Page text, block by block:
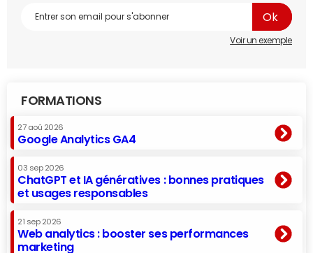
Voir un exemple
FORMATIONS
27 aoû 2026
Google Analytics GA4
03 sep 2026
ChatGPT et IA génératives : bonnes pratiques
et usages responsables
21 sep 2026
Web analytics : booster ses performances
marketing